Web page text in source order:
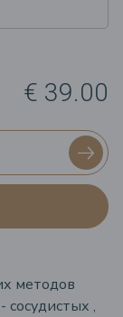
€ 39.00
методов
сосудистых ,